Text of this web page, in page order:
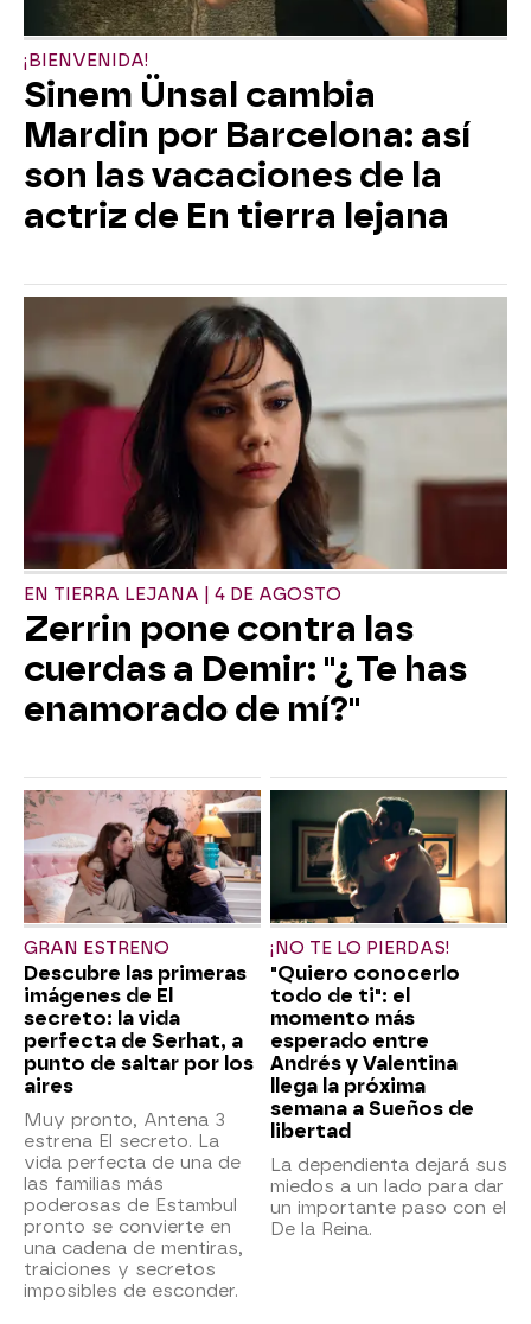
¡BIENVENIDA!
Sinem Ünsal cambia
Mardin por Barcelona: así
son las vacaciones de la
actriz de En tierra lejana
EN TIERRA LEJANA | 4 DE AGOSTO
Zerrin pone contra las
cuerdas a Demir: "¿Te has
enamorado de mí?"
GRAN ESTRENO
Descubre las primeras
imágenes de El
secreto: la vida
perfecta de Serhat, a
punto de saltar por los
aires
Muy pronto, Antena 3
estrena El secreto. La
vida perfecta de una de
las familias más
poderosas de Estambul
pronto se convierte en
una cadena de mentiras,
traiciones y secretos
imposibles de esconder.
¡NO TE LO PIERDAS!
"Quiero conocerlo
todo de ti": el
momento más
esperado entre
Andrés y Valentina
llega la próxima
semana a Sueños de
libertad
La dependienta dejará sus
miedos a un lado para dar
un importante paso con el
De la Reina.